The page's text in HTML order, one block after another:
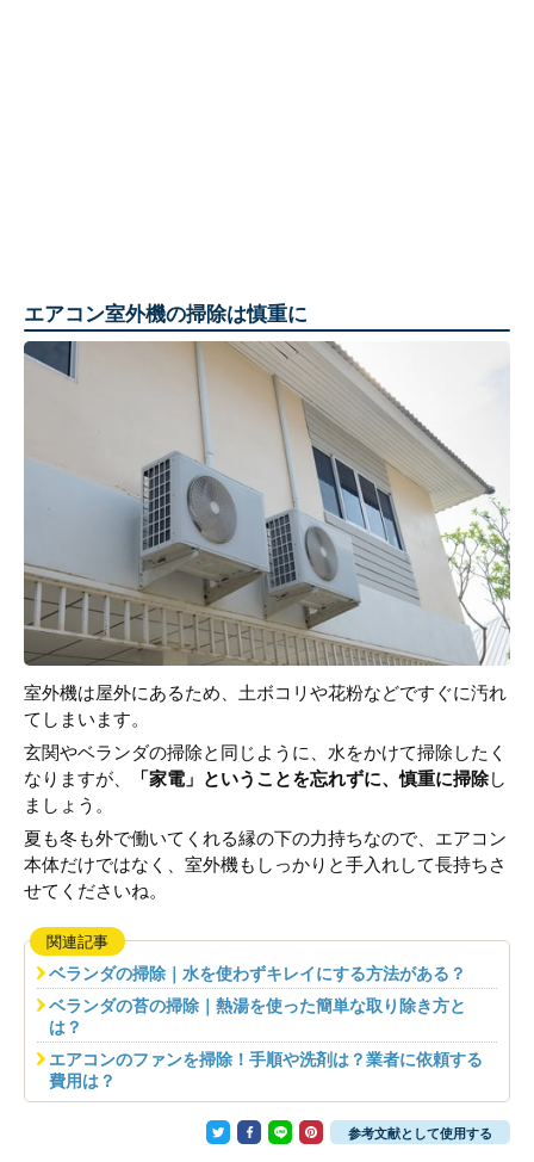
エアコン室外機の掃除は慎重に
室外機は屋外にあるため、土ボコリや花粉などですぐに汚れ
てしまいます。
玄関やベランダの掃除と同じように、水をかけて掃除したく
なりますが、
「家電」ということを忘れずに、慎重に掃除し
ましょう。
夏も冬も外で働いてくれる縁の下の力持ちなので、エアコン
本体だけではなく、室外機もしっかりと手入れして長持ちさ
せてくださいね。
関連記事
ベランダの掃除｜水を使わずキレイにする方法がある？
ベランダの苔の掃除｜熱湯を使った簡単な取り除き方と
は？
エアコンのファンを掃除！手順や洗剤は？業者に依頼する
費用は？
参考文献として使用する